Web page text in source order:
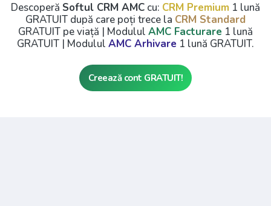
Descoperă Softul CRM AMC cu: CRM Premium 1 lună
GRATUIT după care poți trece la CRM Standard
GRATUIT pe viață | Modulul AMC Facturare 1 lună
GRATUIT | Modulul AMC Arhivare 1 lună GRATUIT.
Creează cont GRATUIT!